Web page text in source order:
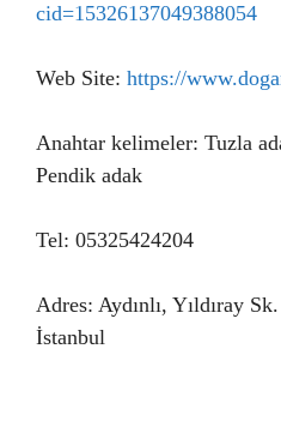
cid=15326137049388054
Web Site: https://
Anahtar kelimeler: Tuzla
Pendik adak
Tel: 05325424204
Adres: Aydınlı, Yıldıray
İstanbul